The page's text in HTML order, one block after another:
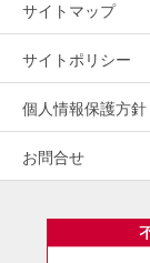
サイトマップ
サイトポリシー
個人情報保護方針
お問合せ